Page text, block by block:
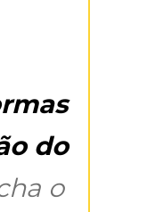
do
o